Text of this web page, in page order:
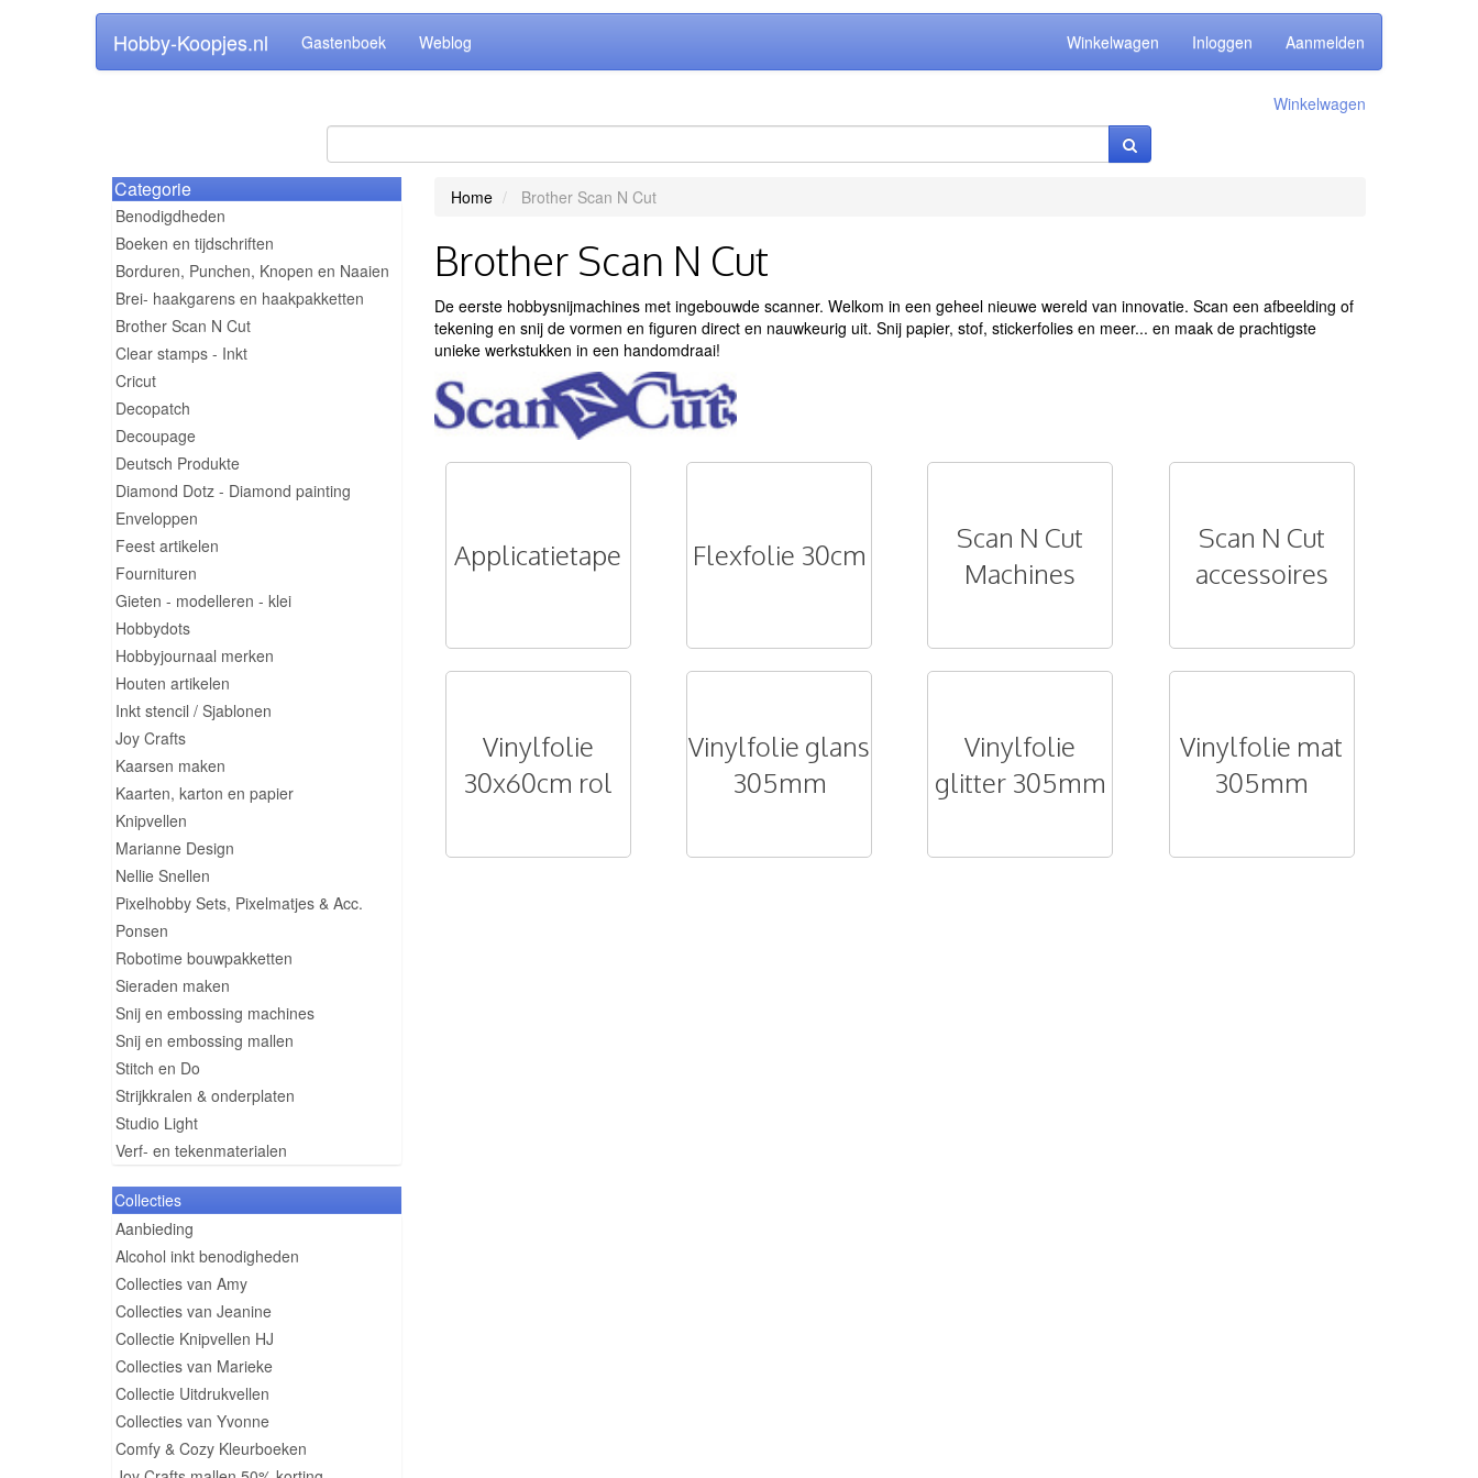
Hobby-Koopjes.nl Gastenboek Weblog Winkelwagen Inloggen Aanmelden
Winkelwagen
Categorie
Benodigdheden
Boeken en tijdschriften
Borduren, Punchen, Knopen en Naaien
Brei- haakgarens en haakpakketten
Brother Scan N Cut
Clear stamps - Inkt
Cricut
Decopatch
Decoupage
Deutsch Produkte
Diamond Dotz - Diamond painting
Enveloppen
Feest artikelen
Fournituren
Gieten - modelleren - klei
Hobbydots
Hobbyjournaal merken
Houten artikelen
Inkt stencil / Sjablonen
Joy Crafts
Kaarsen maken
Kaarten, karton en papier
Knipvellen
Marianne Design
Nellie Snellen
Pixelhobby Sets, Pixelmatjes & Acc.
Ponsen
Robotime bouwpakketten
Sieraden maken
Snij en embossing machines
Snij en embossing mallen
Stitch en Do
Strijkkralen & onderplaten
Studio Light
Verf- en tekenmaterialen
Collecties
Aanbieding
Alcohol inkt benodigheden
Collecties van Amy
Collecties van Jeanine
Collectie Knipvellen HJ
Collecties van Marieke
Collectie Uitdrukvellen
Collecties van Yvonne
Comfy & Cozy Kleurboeken
Home Brother Scan N Cut
Brother Scan N Cut
De eerste hobbysnijmachines met ingebouwde scanner. Welkom in een geheel nieuwe wereld van innovatie. Scan een afbeelding of
tekening en snij de vormen en figuren direct en nauwkeurig uit. Snij papier, stof, stickerfolies en meer... en maak de prachtigste
unieke werkstukken in een handomdraai!
Applicatietape Flexfolie 30cm
Scan N Cut
Machines
Scan N Cut
accessoires
Vinylfolie
30x60cm rol
Vinylfolie glans
305mm
Vinylfolie
glitter 305mm
Vinylfolie mat
305mm